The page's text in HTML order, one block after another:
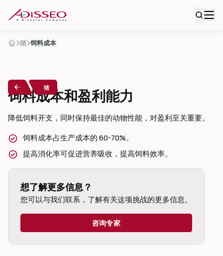
猪 饲料成本
猪
饲料成本和盈利能力
降低饲料开支，同时保持最佳的动物性能，对盈利至关重要。
饲料成本占生产成本的 60-70%。
提高消化率可促进营养吸收，提高饲料效率。
想了解更多信息？
您可以与我们联系，了解有关这项挑战的更多信息。
咨询专家